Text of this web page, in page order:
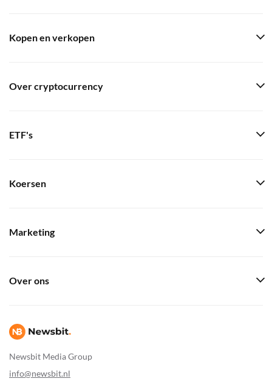
Newsbit Media Group
info@newsbit.nl
Kopen en verkopen
Over cryptocurrency
ETF's
Koersen
Marketing
Over ons